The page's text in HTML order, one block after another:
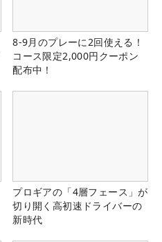
8-9月のプレーに2回使える！
コース限定2,000円クーポン
配布中！
プロギアの「4層フェース」が
切り開く高初速ドライバーの
新時代